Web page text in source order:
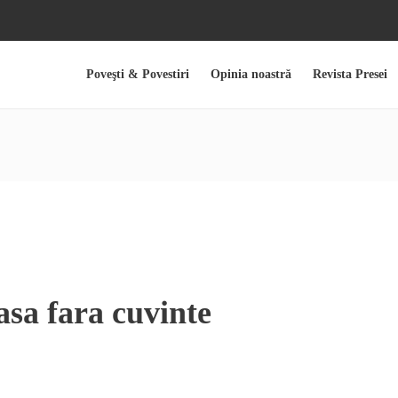
Poveşti & Povestiri Opinia noastră Revista Presei
fara cuvinte